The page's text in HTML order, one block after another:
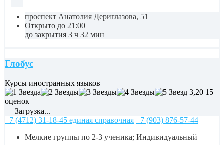
проспект Анатолия Дериглазова, 51
Открыто до 21:00
до закрытия 3 ч 32 мин
Глобус
Курсы иностранных языков
3,20 15
оценок
Загрузка...
+7 (4712) 31-18-45 единая справочная +7 (903) 876-57-44
Мелкие группы по 2-3 ученика; Индивидуальный